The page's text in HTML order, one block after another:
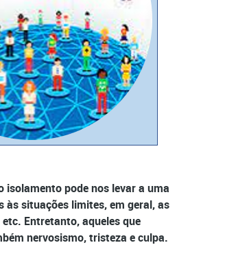
isolamento pode nos levar a uma
às situações limites, em geral, as
Entretanto, aqueles que
nervosismo, tristeza e culpa.